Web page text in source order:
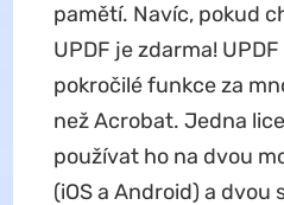
pamětí. Navíc, pokud
UPDF je zdarma!
pokročilé funkce za
než Acrobat. Jedna
používat ho na dvou
(iOS a Android) a